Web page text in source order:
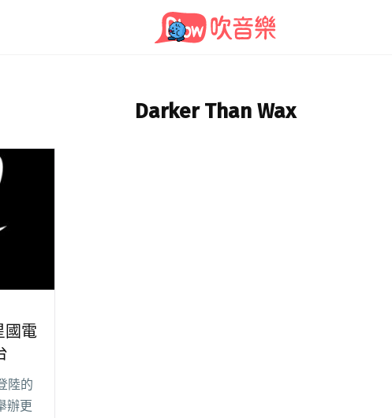
Darker Than Wax
國電
陸的
辦更